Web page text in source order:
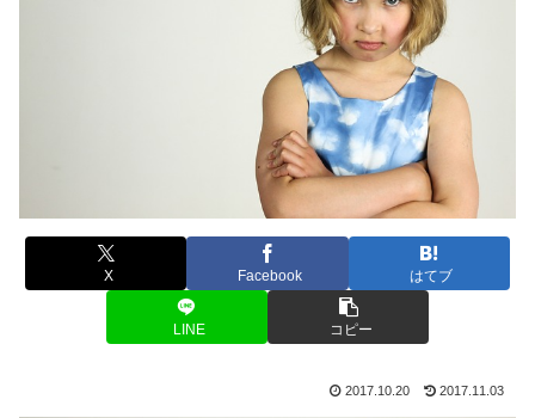
X Facebook はてブ
LINE コピー
2017.10.20 2017.11.03